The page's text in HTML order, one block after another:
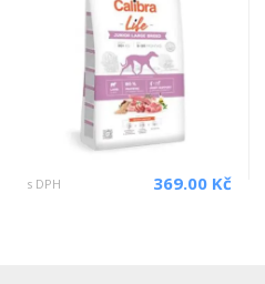
s DPH 369.00 Kč